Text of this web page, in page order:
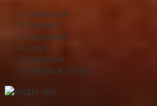
зеленый
белый
красный
улун
желтый
черный (пуэр)